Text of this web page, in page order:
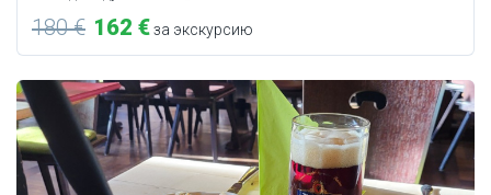
180 € 162 €за экскурсию